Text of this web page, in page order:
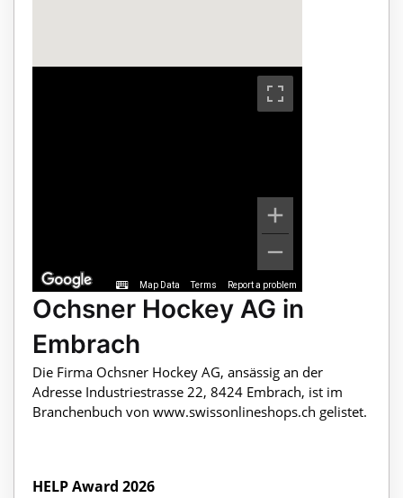
Map Data Terms Report a problem
Ochsner Hockey AG in
Embrach
Die Firma Ochsner Hockey AG, ansässig an der
Adresse Industriestrasse 22, 8424 Embrach, ist im
Branchenbuch von www.swissonlineshops.ch gelistet.
HELP Award 2026